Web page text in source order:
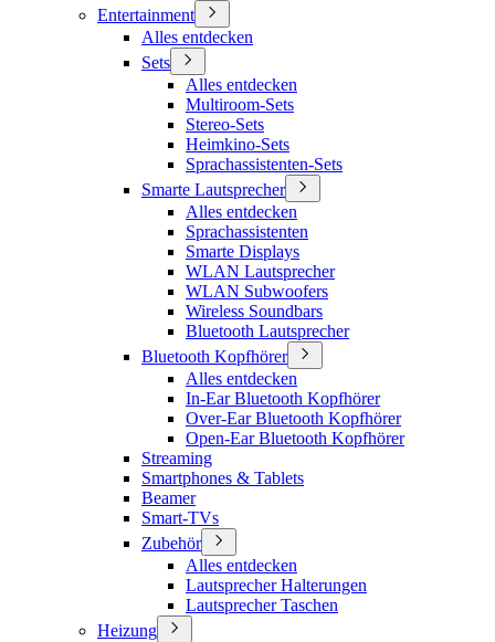
Entertainment
Alles entdecken
Sets
Alles entdecken
Multiroom-Sets
Stereo-Sets
Heimkino-Sets
Sprachassistenten-Sets
Smarte Lautsprecher
Alles entdecken
Sprachassistenten
Smarte Displays
WLAN Lautsprecher
WLAN Subwoofers
Wireless Soundbars
Bluetooth Lautsprecher
Bluetooth Kopfhörer
Alles entdecken
In-Ear Bluetooth Kopfhörer
Over-Ear Bluetooth Kopfhörer
Open-Ear Bluetooth Kopfhörer
Streaming
Smartphones & Tablets
Beamer
Smart-TVs
Zubehör
Alles entdecken
Lautsprecher Halterungen
Lautsprecher Taschen
Heizung